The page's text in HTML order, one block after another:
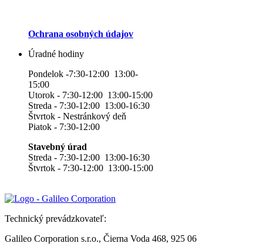
Ochrana osobných údajov
Úradné hodiny
Pondelok -7:30-12:00 13:00-
15:00
Utorok - 7:30-12:00 13:00-15:00
Streda - 7:30-12:00 13:00-16:30
Štvrtok - Nestránkový deň
Piatok - 7:30-12:00
Stavebný úrad
Streda - 7:30-12:00 13:00-16:30
Štvrtok - 7:30-12:00 13:00-15:00
Technický prevádzkovateľ:
Galileo Corporation s.r.o., Čierna Voda 468, 925 06